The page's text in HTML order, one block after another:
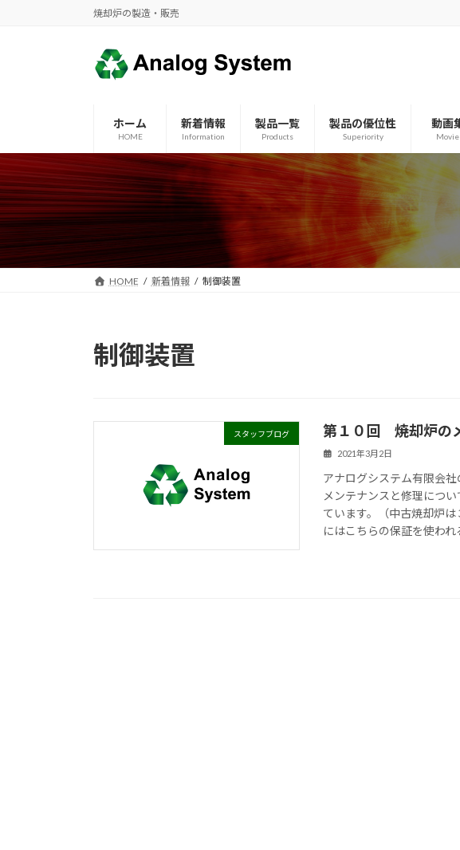
プ
動
焼却炉の製造・販売
ホーム
HOME
新着情報
Information
製品一覧
Products
製品の優位性
Superiority
動画
Movie
HOME 新着情報 制御装置
制御装置
スタッフブログ 第１０回 焼却炉の
2021年3月2日
アナログシステム有限会
メンテナンスと修理につ
ています。（中古焼却炉
にはこちらの保証を使われ